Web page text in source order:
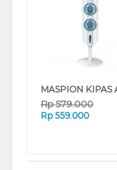
Rp579.000
Rp 559.000